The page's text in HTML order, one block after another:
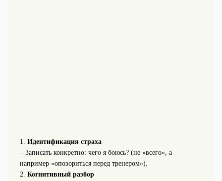
1. Идентификация страха
– Записать конкретно: чего я боюсь? (не «всего», а
например «опозориться перед тренером»).
2. Когнитивный разбор